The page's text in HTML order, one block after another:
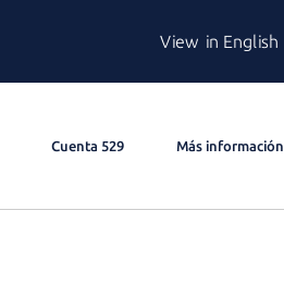
View in English
Cuenta 529 Más información